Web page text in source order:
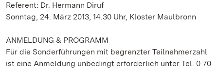
Referent: Dr. Hermann Diruf
Sonntag, 24. März 2013, 14.30 Uhr, Kloster Maulbronn
ANMELDUNG & PROGRAMM
Für die Sonderführungen mit begrenzter Teilnehmerzahl
ist eine Anmeldung unbedingt erforderlich unter Tel. 0 70